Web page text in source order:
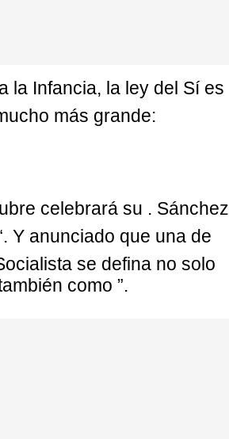
la Infancia, la ley del Sí es
más grande:
celebrará su . Sánchez
. Y anunciado que una de
se defina no solo
como ”.